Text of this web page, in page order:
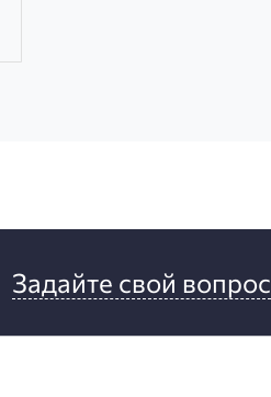
Задайте свой вопрос